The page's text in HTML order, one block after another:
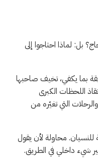
بل: لماذا احتاجوا إلى
بما يكفي، تخيف صاحبها
اللحظات الكبرى
التي تغيّره من
للنسيان. محاولة لأن يقول
شيء داخلي في الطريق.